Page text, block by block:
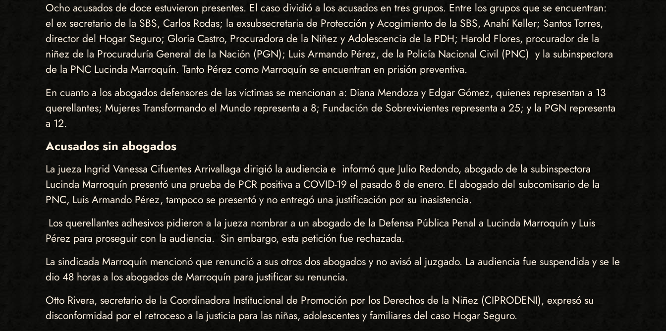
Ocho acusados de doce estuvieron presentes. El caso dividió a los acusados en tres grupos. Entre los grupos que se encuentran:
el ex secretario de la SBS, Carlos Rodas; la exsubsecretaria de Protección y Acogimiento de la SBS, Anahí Keller; Santos Torres,
director del Hogar Seguro; Gloria Castro, Procuradora de la Niñez y Adolescencia de la PDH; Harold Flores, procurador de la
niñez de la Procuraduría General de la Nación (PGN); Luis Armando Pérez, de la Policía Nacional Civil (PNC) y la subinspectora
de la PNC Lucinda Marroquín. Tanto Pérez como Marroquín se encuentran en prisión preventiva.
En cuanto a los abogados defensores de las víctimas se mencionan a: Diana Mendoza y Edgar Gómez, quienes representan a 13
querellantes; Mujeres Transformando el Mundo representa a 8; Fundación de Sobrevivientes representa a 25; y la PGN representa
a 12.
Acusados sin abogados
La jueza Ingrid Vanessa Cifuentes Arrivallaga dirigió la audiencia e informó que Julio Redondo, abogado de la subinspectora
Lucinda Marroquín presentó una prueba de PCR positiva a COVID-19 el pasado 8 de enero. El abogado del subcomisario de la
PNC, Luis Armando Pérez, tampoco se presentó y no entregó una justificación por su inasistencia.
Los querellantes adhesivos pidieron a la jueza nombrar a un abogado de la Defensa Pública Penal a Lucinda Marroquín y Luis
Pérez para proseguir con la audiencia. Sin embargo, esta petición fue rechazada.
La sindicada Marroquín mencionó que renunció a sus otros dos abogados y no avisó al juzgado. La audiencia fue suspendida y se le
dio 48 horas a los abogados de Marroquín para justificar su renuncia.
Otto Rivera, secretario de la Coordinadora Institucional de Promoción por los Derechos de la Niñez (CIPRODENI), expresó su
disconformidad por el retroceso a la justicia para las niñas, adolescentes y familiares del caso Hogar Seguro.